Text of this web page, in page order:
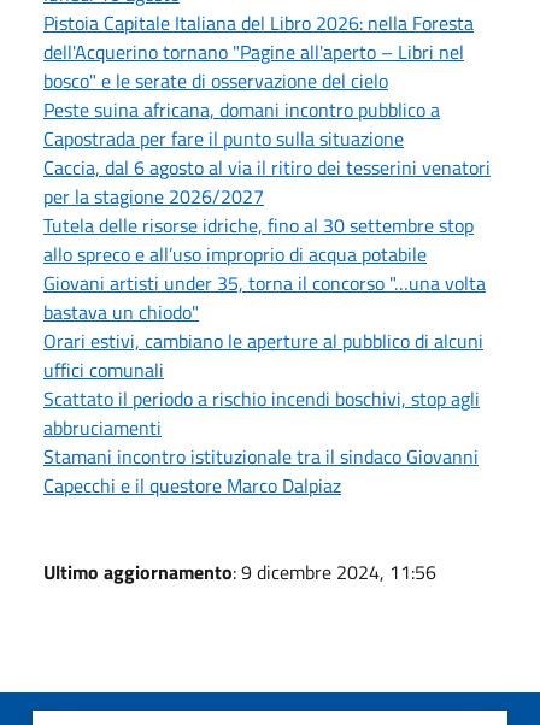
Pistoia Capitale Italiana del Libro 2026: nella Foresta
dell'Acquerino tornano "Pagine all'aperto – Libri nel
bosco" e le serate di osservazione del cielo
Peste suina africana, domani incontro pubblico a
Capostrada per fare il punto sulla situazione
Caccia, dal 6 agosto al via il ritiro dei tesserini venatori
per la stagione 2026/2027
Tutela delle risorse idriche, fino al 30 settembre stop
allo spreco e all’uso improprio di acqua potabile
Giovani artisti under 35, torna il concorso "…una volta
bastava un chiodo"
Orari estivi, cambiano le aperture al pubblico di alcuni
uffici comunali
Scattato il periodo a rischio incendi boschivi, stop agli
abbruciamenti
Stamani incontro istituzionale tra il sindaco Giovanni
Capecchi e il questore Marco Dalpiaz
Ultimo aggiornamento: 9 dicembre 2024, 11:56